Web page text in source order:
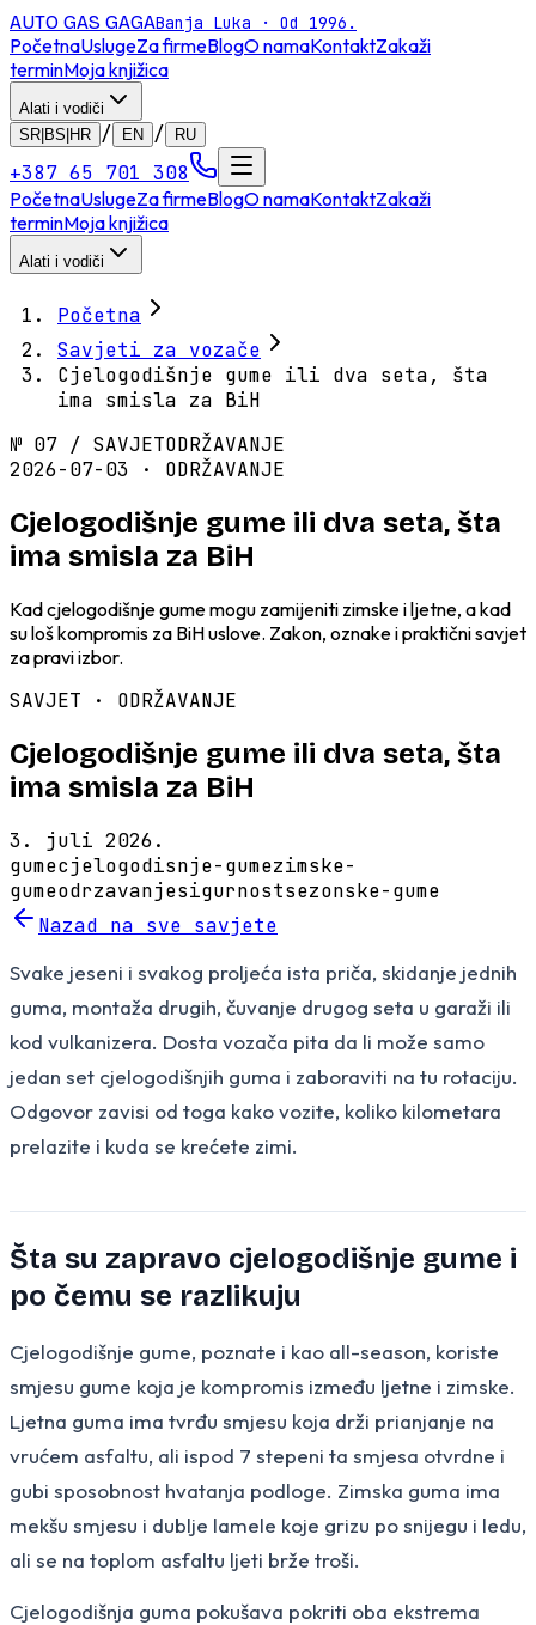
AUTO GAS GAGABanja Luka · Od 1996.
PočetnaUslugeZa firmeBlogO namaKontaktZakaži
terminMoja knjižica
Alati i vodiči
SR|BS|HR
/ EN / RU
+387 65 701 308
PočetnaUslugeZa firmeBlogO namaKontaktZakaži
terminMoja knjižica
Alati i vodiči
Početna
Savjeti za vozače
Cjelogodišnje gume ili dva seta, šta
ima smisla za BiH
№ 07 / SAVJETODRŽAVANJE
2026-07-03 · ODRŽAVANJE
Cjelogodišnje gume ili dva seta, šta
ima smisla za BiH
Kad cjelogodišnje gume mogu zamijeniti zimske i ljetne, a kad
su loš kompromis za BiH uslove. Zakon, oznake i praktični savjet
za pravi izbor.
SAVJET · ODRŽAVANJE
Cjelogodišnje gume ili dva seta, šta
ima smisla za BiH
3. juli 2026.
gumecjelogodisnje-gumezimske-
gumeodrzavanjesigurnostsezonske-gume
Nazad na sve savjete
Svake jeseni i svakog proljeća ista priča, skidanje jednih
guma, montaža drugih, čuvanje drugog seta u garaži ili
kod vulkanizera. Dosta vozača pita da li može samo
jedan set cjelogodišnjih guma i zaboraviti na tu rotaciju.
Odgovor zavisi od toga kako vozite, koliko kilometara
prelazite i kuda se krećete zimi.
Šta su zapravo cjelogodišnje gume i
po čemu se razlikuju
Cjelogodišnje gume, poznate i kao all-season, koriste
smjesu gume koja je kompromis između ljetne i zimske.
Ljetna guma ima tvrđu smjesu koja drži prianjanje na
vrućem asfaltu, ali ispod 7 stepeni ta smjesa otvrdne i
gubi sposobnost hvatanja podloge. Zimska guma ima
mekšu smjesu i dublje lamele koje grizu po snijegu i ledu,
ali se na toplom asfaltu ljeti brže troši.
Cjelogodišnja guma pokušava pokriti oba ekstrema